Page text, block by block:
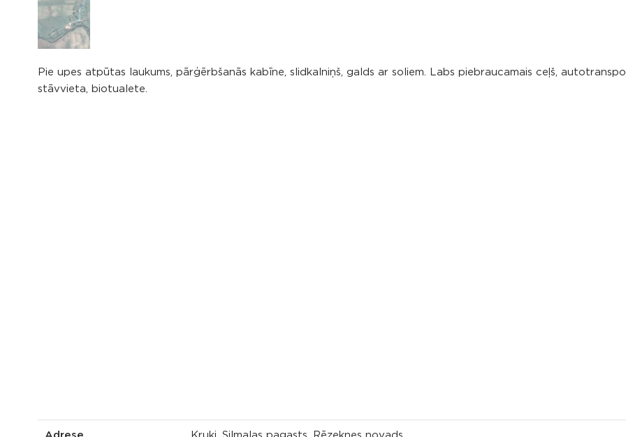
Pie upes atpūtas laukums, pārģērbšanās kabīne, slidkalniņš, galds ar soliem. Labs piebraucamais ceļš,
stāvvieta, biotualete.